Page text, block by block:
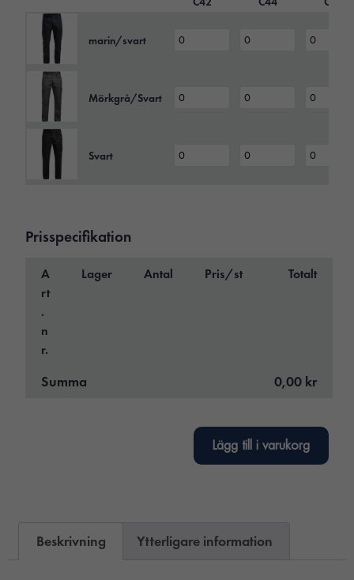
marin/svart
Mörkgrå/Svart
Svart
Prisspecifikation
A
rt
.
n
r.
Lager Antal Pris/st Totalt
Summa 0,00 kr
Lägg till i varukorg
Beskrivning Ytterligare information